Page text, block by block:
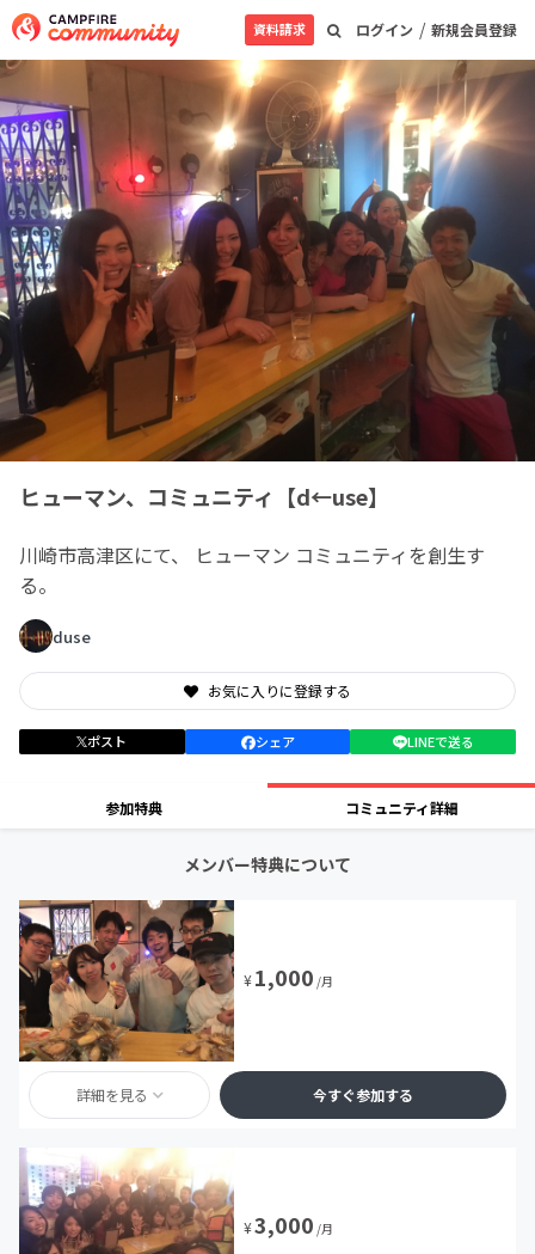
ログイン / 新規会員登録
資料請求
ヒューマン、コミュニティ【d←use】
川崎市高津区にて、 ヒューマン コミュニティを創生す
る。
duse
お気に入りに登録する
ポスト シェア LINEで送る
参加特典 コミュニティ詳細
メンバー特典について
¥1,000 /月
詳細を見る 今すぐ参加する
¥3,000 /月